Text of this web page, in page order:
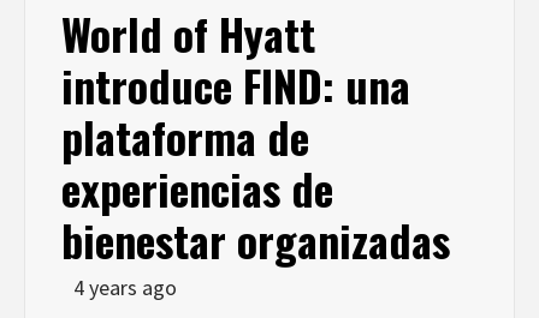
World of Hyatt
introduce FIND: una
plataforma de
experiencias de
bienestar organizadas
4 years ago